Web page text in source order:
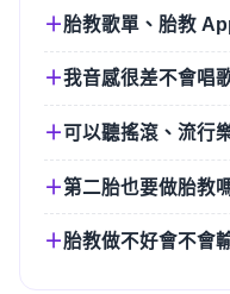
胎教歌單、胎教
我音感很差不會唱
可以聽搖滾、流行
第二胎也要做胎教
胎教做不好會不會